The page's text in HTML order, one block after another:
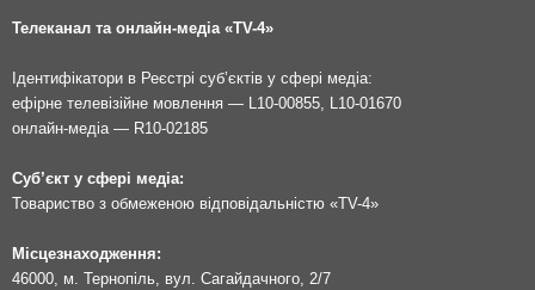
Телеканал та онлайн-медіа «TV-4»
Ідентифікатори в Реєстрі суб’єктів у сфері медіа:
ефірне телевізійне мовлення — L10-00855, L10-01670
онлайн-медіа — R10-02185
Суб’єкт у сфері медіа:
Товариство з обмеженою відповідальністю «TV-4»
Місцезнаходження:
46000, м. Тернопіль, вул. Сагайдачного, 2/7